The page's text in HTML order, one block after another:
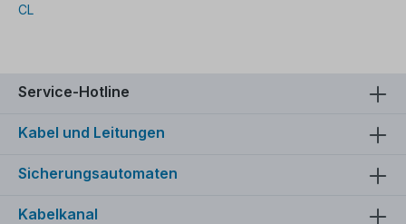
CL
Service-Hotline
Kabel und Leitungen
Sicherungsautomaten
Kabelkanal